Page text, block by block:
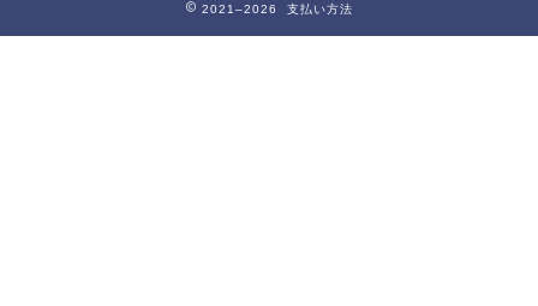
2021–2026 支払い方法